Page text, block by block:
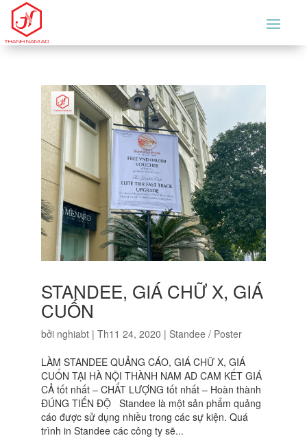
STANDEE, GIÁ CHỮ X, GIÁ
CUỐN
bởi nghiabt| Th11 24, 2020 | Standee / Poster
LÀM STANDEE QUẢNG CÁO, GIÁ CHỮ X, GIÁ
CUỐN TẠI HÀ NỘI THÀNH NAM AD CAM KẾT GIÁ
CẢ tốt nhất – CHẤT LƯỢNG tốt nhất – Hoàn thành
ĐÚNG TIẾN ĐỘ Standee là một sản phẩm quảng
cáo được sử dụng nhiều trong các sự kiện. Quá
trình in Standee các công ty sẽ...